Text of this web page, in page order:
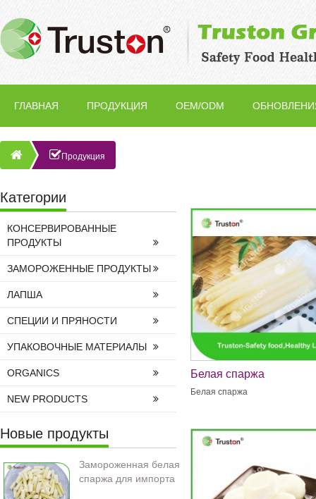
ГЛАВНАЯ ПРОДУКЦИЯ OEM/ODM
Продукция
Категории
КОНСЕРВИРОВАННЫЕ
ПРОДУКТЫ
ЗАМОРОЖЕННЫЕ ПРОДУКТЫ
ЛАПША
СПЕЦИИ И ПРЯНОСТИ
УПАКОВОЧНЫЕ МАТЕРИАЛЫ
ORGANICS
NEW PRODUCTS
Новые продукты
Замороженная белая
спаржа для импорта
Белая спаржа
Белая спаржа